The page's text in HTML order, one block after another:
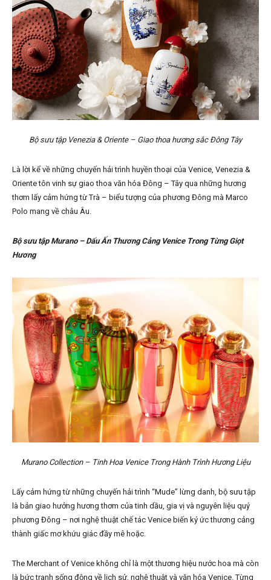
Bộ sưu tập Venezia & Oriente – Giao thoa hương sắc Đông Tây
Là lời kể về những chuyến hải trình huyền thoại của Venice, Venezia &
Oriente tôn vinh sự giao thoa văn hóa Đông – Tây qua những hương
thơm lấy cảm hứng từ Trà – biểu tượng của phương Đông mà Marco
Polo mang về châu Âu.
Bộ sưu tập Murano – Dấu Ấn Thương Cảng Venice Trong Từng Giọt
Hương
Murano Collection – Tinh Hoa Venice Trong Hành Trình Hương Liệu
Lấy cảm hứng từ những chuyến hải trình “Mude” lừng danh, bộ sưu tập
là bản giao hưởng hương thơm của tinh dầu, gia vị và nguyên liệu quý
phương Đông – nơi nghệ thuật chế tác Venice biến ký ức thương cảng
thành giấc mơ khứu giác đầy mê hoặc.
The Merchant of Venice không chỉ là một thương hiệu nước hoa mà còn
là bức tranh sống động về lịch sử, nghệ thuật và văn hóa Venice. Từng